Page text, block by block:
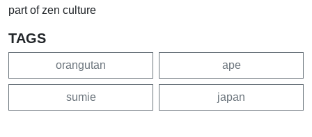
part of zen culture
TAGS
orangutan ape
sumie japan